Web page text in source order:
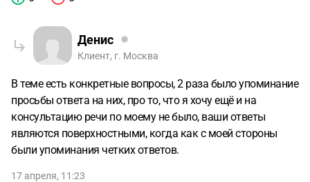
Денис
Клиент, г. Москва
В теме есть конкретные вопросы, 2 раза было упоминание
просьбы ответа на них, про то, что я хочу ещё и на
консультацию речи по моему не было, ваши ответы
являются поверхностными, когда как с моей стороны
были упоминания четких ответов.
17 апреля, 11:23